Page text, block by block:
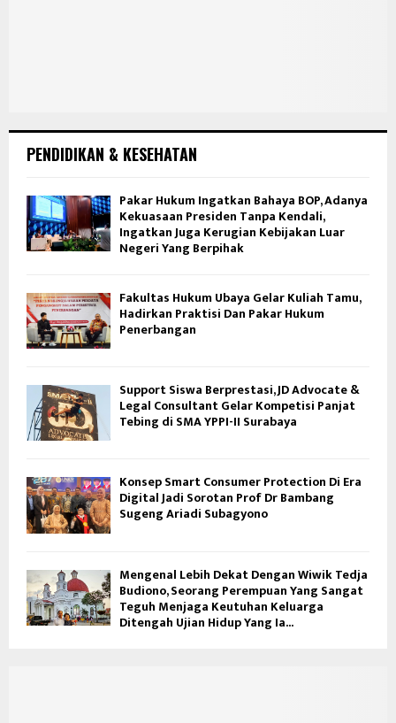
PENDIDIKAN & KESEHATAN
Pakar Hukum Ingatkan Bahaya BOP, Adanya
Kekuasaan Presiden Tanpa Kendali,
Ingatkan Juga Kerugian Kebijakan Luar
Negeri Yang Berpihak
Fakultas Hukum Ubaya Gelar Kuliah Tamu,
Hadirkan Praktisi Dan Pakar Hukum
Penerbangan
Support Siswa Berprestasi, JD Advocate &
Legal Consultant Gelar Kompetisi Panjat
Tebing di SMA YPPI-II Surabaya
Konsep Smart Consumer Protection Di Era
Digital Jadi Sorotan Prof Dr Bambang
Sugeng Ariadi Subagyono
Mengenal Lebih Dekat Dengan Wiwik Tedja
Budiono, Seorang Perempuan Yang Sangat
Teguh Menjaga Keutuhan Keluarga
Ditengah Ujian Hidup Yang Ia...